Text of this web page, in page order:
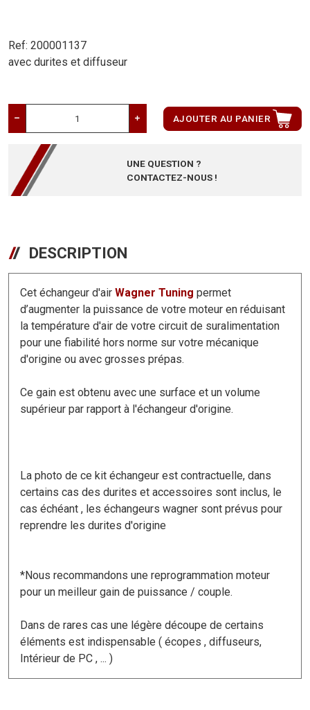
Ref: 200001137
avec durites et diffuseur
AJOUTER AU PANIER
UNE QUESTION ?
CONTACTEZ-NOUS !
DESCRIPTION
Cet échangeur d'air Wagner Tuning permet
d’augmenter la puissance de votre moteur en réduisant
la température d'air de votre circuit de suralimentation
pour une fiabilité hors norme sur votre mécanique
d'origine ou avec grosses prépas.
Ce gain est obtenu avec une surface et un volume
supérieur par rapport à l'échangeur d'origine.
La photo de ce kit échangeur est contractuelle, dans
certains cas des durites et accessoires sont inclus, le
cas échéant , les échangeurs wagner sont prévus pour
reprendre les durites d'origine
*Nous recommandons une reprogrammation moteur
pour un meilleur gain de puissance / couple.
Dans de rares cas une légère découpe de certains
éléments est indispensable ( écopes , diffuseurs,
Intérieur de PC , ... )